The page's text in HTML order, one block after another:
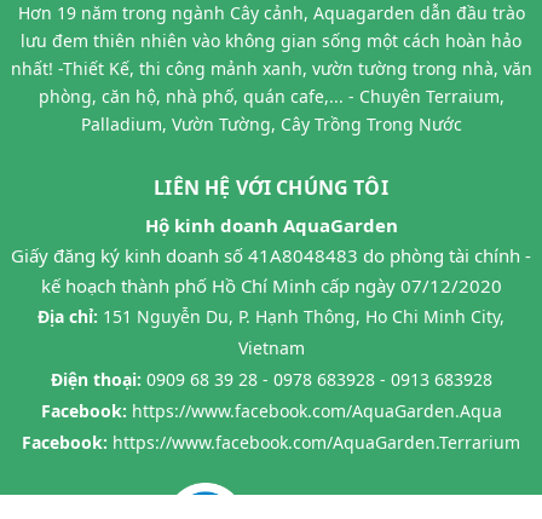
Hơn 19 năm trong ngành Cây cảnh, Aquagarden dẫn đầu trào
lưu đem thiên nhiên vào không gian sống một cách hoàn hảo
nhất! -Thiết Kế, thi công mảnh xanh, vườn tường trong nhà, văn
phòng, căn hộ, nhà phố, quán cafe,... - Chuyên Terraium,
Palladium, Vườn Tường, Cây Trồng Trong Nước
LIÊN HỆ VỚI CHÚNG TÔI
Hộ kinh doanh AquaGarden
Giấy đăng ký kinh doanh số 41A8048483 do phòng tài chính -
kế hoạch thành phố Hồ Chí Minh cấp ngày 07/12/2020
Địa chỉ: 151 Nguyễn Du, P. Hạnh Thông, Ho Chi Minh City,
Vietnam
Điện thoại: 0909 68 39 28 - 0978 683928 - 0913 683928
Facebook: https://www.facebook.com/AquaGarden.Aqua
Facebook: https://www.facebook.com/AquaGarden.Terrarium